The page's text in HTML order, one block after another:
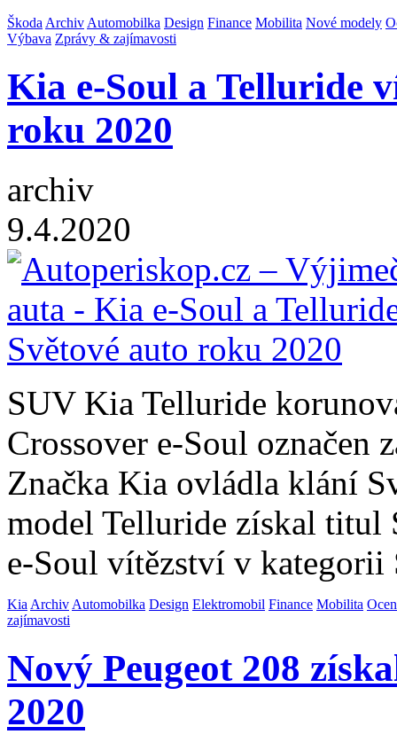
Škoda Archiv Automobilka Design Finance Mobilita Nové modely
Výbava Zprávy & zajímavosti
Kia e-Soul a Telluride
roku 2020
archiv
9.4.2020
SUV Kia Telluride
Crossover e-Soul označen
Značka Kia ovládla klání
model Telluride získal titul
e-Soul vítězství v kategorii
Kia Archiv Automobilka Design Elektromobil Finance Mobilita
zajímavosti
Nový Peugeot 208
2020